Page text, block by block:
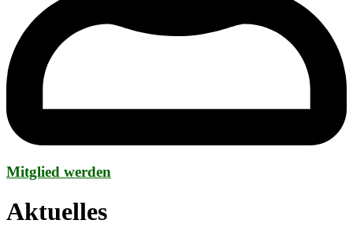
Mitglied werden
Aktuelles